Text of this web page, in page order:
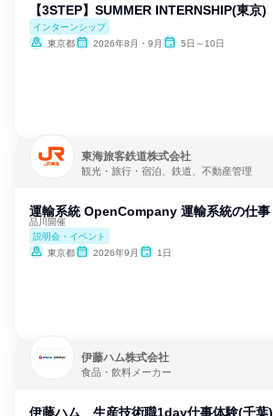
【3STEP】SUMMER INTERNSHIP(東京)
インターンシップ
東京都
2026年8月・9月 5日～10日
東海旅客鉄道株式会社
観光・旅行・宿泊、鉄道、不動産管理
運輸系統 OpenCompany 運輸系統の仕事
品川開催
説明会・イベント
東京都
2026年9月 1日
伊藤ハム株式会社
食品・飲料メーカー
伊藤ハム 生産技術職1day仕事体験(千葉)